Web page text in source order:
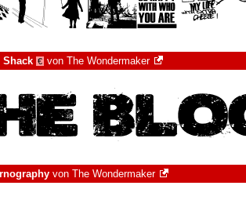
Shack € von The Wondermaker
von The Wondermaker